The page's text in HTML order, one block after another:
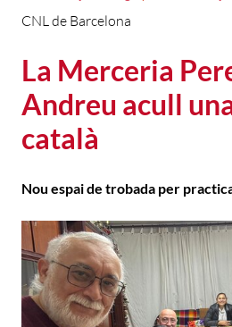
La Merceria
Andreu acull
català
CNL de Barcelona
Nou espai de trobada per